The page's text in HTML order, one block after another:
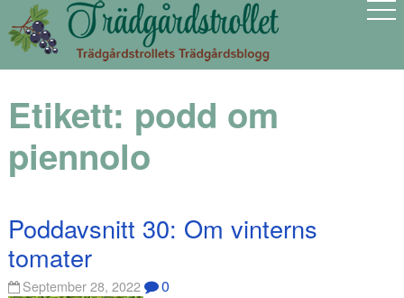
Etikett: podd om
piennolo
Poddavsnitt 30: Om vinterns
tomater
September 28, 2022 0